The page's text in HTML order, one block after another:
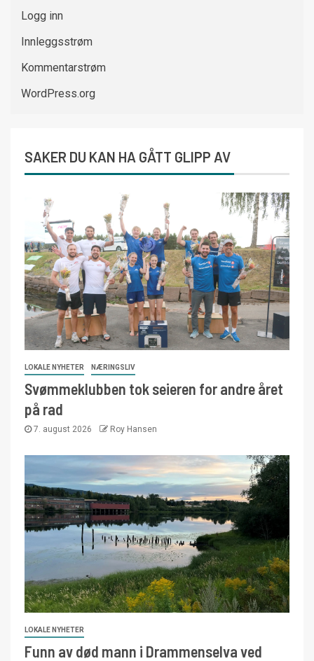
Logg inn
Innleggsstrøm
Kommentarstrøm
WordPress.org
SAKER DU KAN HA GÅTT GLIPP AV
LOKALE NYHETER NÆRINGSLIV
Svømmeklubben tok seieren for andre året
på rad
7. august 2026 Roy Hansen
LOKALE NYHETER
Funn av død mann i Drammenselva ved